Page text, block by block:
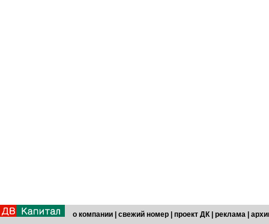
о компании свежий номер проект ДК реклама